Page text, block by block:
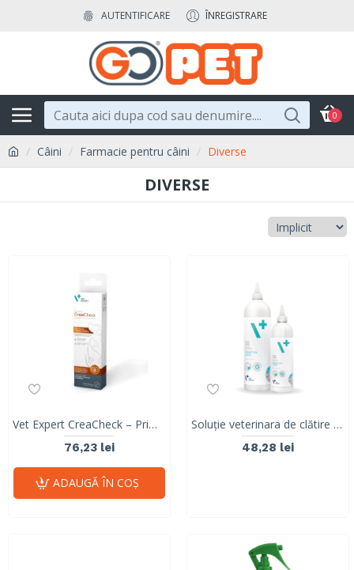
AUTENTIFICARE ÎNREGISTRARE
0
Câini Farmacie pentru câini Diverse
DIVERSE
Vet Expert CreaCheck – Primul Test de Monitorizare Renală la Domiciliu pentru Câini și Pisici
76,23 lei
ADAUGĂ ÎN COŞ
Soluție veterinara de clătire cu acid hipocloros pentru animale IRRIGATION LIQUID Vet Expert, 250ml
48,28 lei